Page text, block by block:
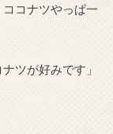
コナツやっぱ一
ツが好みです」